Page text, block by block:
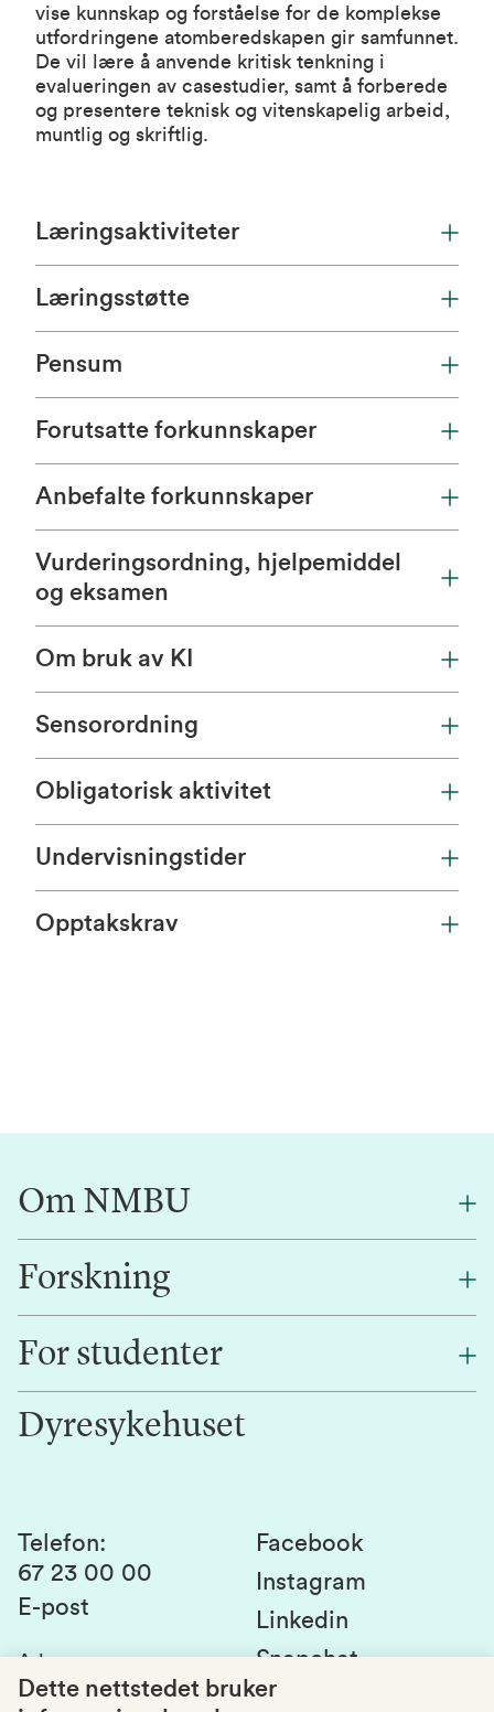
vise kunnskap og forståelse for de komplekse
utfordringene atomberedskapen gir samfunnet.
De vil lære å anvende kritisk tenkning i
evalueringen av casestudier, samt å forberede
og presentere teknisk og vitenskapelig arbeid,
muntlig og skriftlig.
Læringsaktiviteter
Læringsstøtte
Pensum
Forutsatte forkunnskaper
Anbefalte forkunnskaper
Vurderingsordning, hjelpemiddel
og eksamen
Om bruk av KI
Sensorordning
Obligatorisk aktivitet
Undervisningstider
Opptakskrav
Om NMBU
Om oss
Alumni
Kontakt oss
Forskning
Forskning
Innovasjon
For studenter
Studentlivet
Studier og emner
Studenttinget
Si fra om avvik
Dyresykehuset
Telefon:
67 23 00 00
E-post
Adresse:
Postboks 5003
Facebook
Instagram
Linkedin
Snapchat
Dette nettstedet bruker